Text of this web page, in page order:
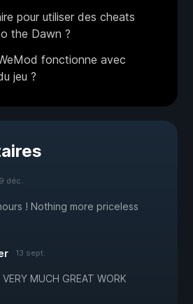
pour utiliser des cheats
the Dawn ?
fonctionne avec
jeu ?
9 déc.
! Nothing more priceless
13 sept.
MUCH GREAT WORK